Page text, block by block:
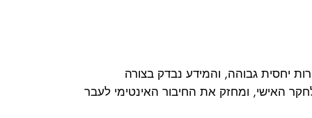
יחסית גבוהה, והמידע נבדק בצורה
האישי, ומחזק את החיבור האינטימי לעבר